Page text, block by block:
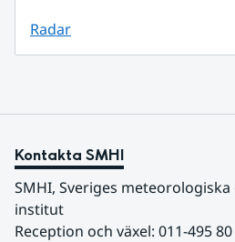
Radar
Kontakta SMHI
SMHI, Sveriges
institut
Reception och växel: 011-495